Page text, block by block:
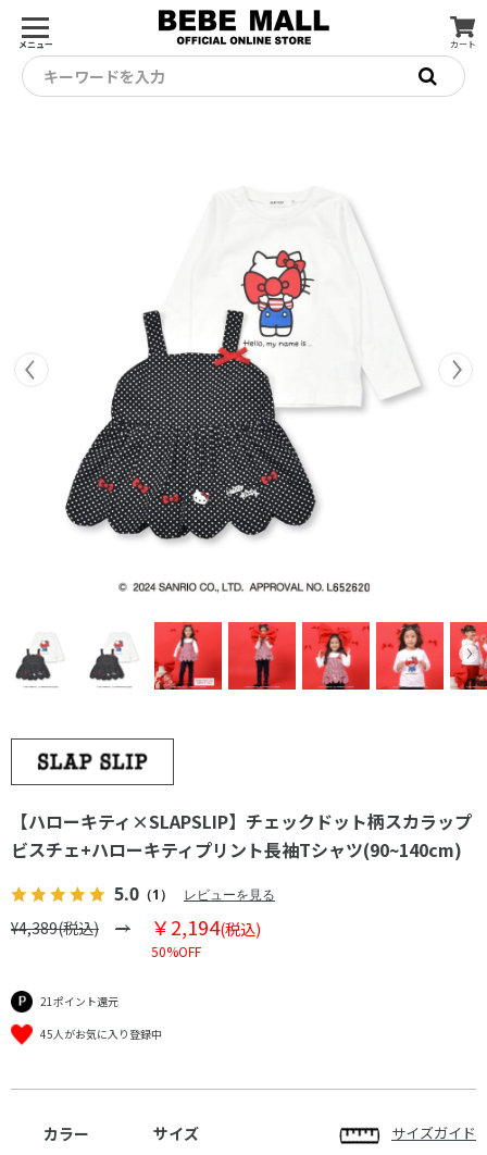
メニュー カート
キーワードを入力
【ハローキティ×SLAPSLIP】チェックドット柄スカラップ
ビスチェ+ハローキティプリント長袖Tシャツ(90~140cm)
5.0 （1） レビューを見る
¥4,389(税込) ￥2,194(税込)
50%OFF
21ポイント還元
45人がお気に入り登録中
カラー サイズ サイズガイド